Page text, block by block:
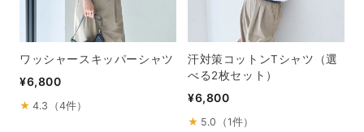
ワッシャースキッパーシャツ
¥6,800
★ 4.3（4件）
汗対策コットンTシャツ（選
べる2枚セット）
¥6,800
★ 5.0（1件）